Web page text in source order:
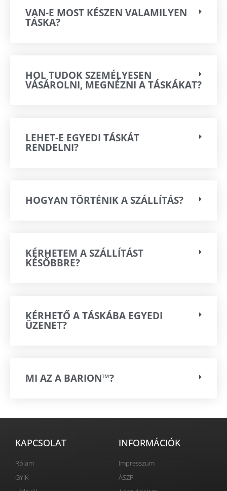
VAN-E MOST KÉSZEN VALAMILYEN
TÁSKA?
HOL TUDOK SZEMÉLYESEN
VÁSÁROLNI, MEGNÉZNI A TÁSKÁKAT?
LEHET-E EGYEDI TÁSKÁT
RENDELNI?
HOGYAN TÖRTÉNIK A SZÁLLÍTÁS?
KÉRHETEM A SZÁLLÍTÁST
KÉSŐBBRE?
KÉRHETŐ A TÁSKÁBA EGYEDI
ÜZENET?
MI AZ A BARION™?
KAPCSOLAT
Rólam
GYIK
INFORMÁCIÓK
Impresszum
ÁSZF